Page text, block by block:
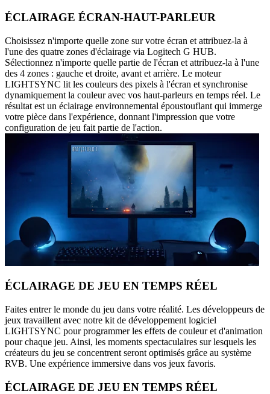
ÉCLAIRAGE ÉCRAN-HAUT-PARLEUR
Choisissez n'importe quelle zone sur votre écran et attribuez-la à
l'une des quatre zones d'éclairage via Logitech G HUB.
Sélectionnez n'importe quelle partie de l'écran et attribuez-la à l'une
des 4 zones : gauche et droite, avant et arrière. Le moteur
LIGHTSYNC lit les couleurs des pixels à l'écran et synchronise
dynamiquement la couleur avec vos haut-parleurs en temps réel. Le
résultat est un éclairage environnemental époustouflant qui immerge
votre pièce dans l'expérience, donnant l'impression que votre
configuration de jeu fait partie de l'action.
ÉCLAIRAGE DE JEU EN TEMPS RÉEL
Faites entrer le monde du jeu dans votre réalité. Les développeurs de
jeux travaillent avec notre kit de développement logiciel
LIGHTSYNC pour programmer les effets de couleur et d'animation
pour chaque jeu. Ainsi, les moments spectaculaires sur lesquels les
créateurs du jeu se concentrent seront optimisés grâce au système
RVB. Une expérience immersive dans vos jeux favoris.
ÉCLAIRAGE DE JEU EN TEMPS RÉEL